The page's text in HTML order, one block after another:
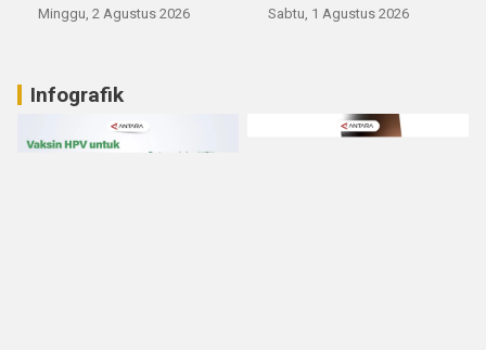
Minggu, 2 Agustus 2026 Sabtu, 1 Agustus 2026
Infografik